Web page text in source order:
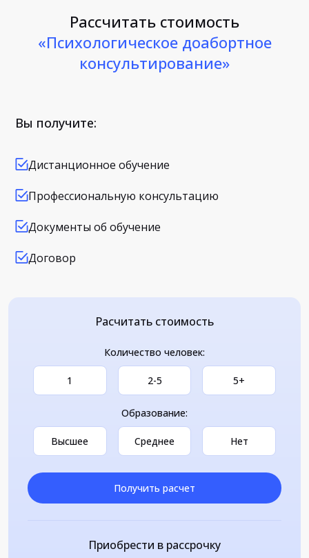
Рассчитать стоимость
«Психологическое доабортное
консультирование»
Вы получите:
Дистанционное обучение
Профессиональную консультацию
Документы об обучение
Договор
Расчитать стоимость
Количество человек:
1 2-5 5+
Образование:
Высшее Среднее Нет
Получить расчет
Приобрести в рассрочку